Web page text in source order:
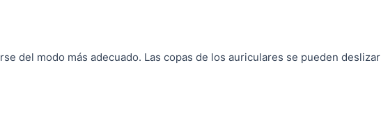
del modo más adecuado. Las copas de los auriculares se pueden deslizar